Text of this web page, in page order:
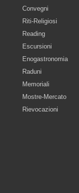
Convegni
Riti-Religiosi
Reading
Escursioni
Enogastronomia
Raduni
Memoriali
Mostre-Mercato
Rievocazioni